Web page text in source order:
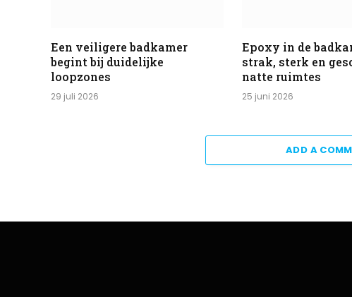
Een veiligere badkamer
begint bij duidelijke
loopzones
29 juli 2026
Epoxy in de
strak, sterk en
natte ruimtes
25 juni 2026
ADD A